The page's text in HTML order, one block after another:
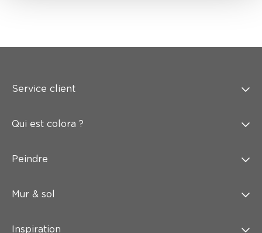
Service client
Qui est colora ?
Peindre
Mur & sol
Inspiration